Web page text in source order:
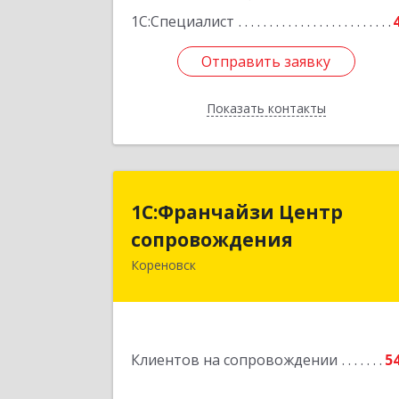
1С:Специалист
Отправить заявку
Показать контакты
Отправить заявку
Назад
1С:Франчайзи Центр
сопровождения
Кореновск
Клиентов на сопровождении
1С:Франчайзи Центр
сопровождения